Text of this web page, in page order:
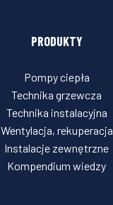
PRODUKTY
Pompy ciepła
Technika grzewcza
Technika instalacyjna
Wentylacja, rekuperacja
Instalacje zewnętrzne
Kompendium wiedzy